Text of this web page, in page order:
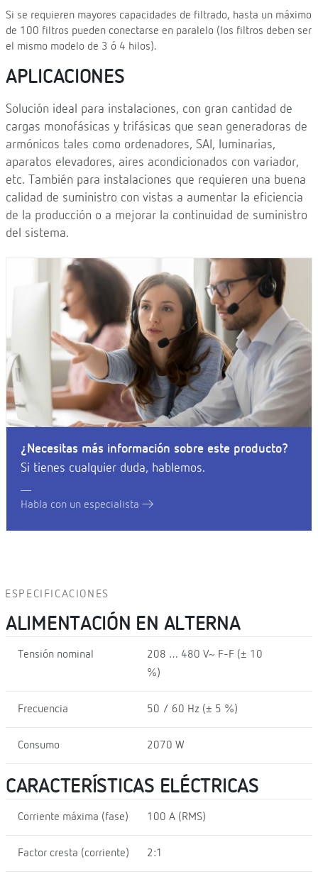
Si se requieren mayores capacidades de filtrado, hasta un máximo
de 100 filtros pueden conectarse en paralelo (los filtros deben ser
el mismo modelo de 3 ó 4 hilos).
APLICACIONES
Solución ideal para instalaciones, con gran cantidad de
cargas monofásicas y trifásicas que sean generadoras de
armónicos tales como ordenadores, SAI, luminarias,
aparatos elevadores, aires acondicionados con variador,
etc. También para instalaciones que requieren una buena
calidad de suministro con vistas a aumentar la eficiencia
de la producción o a mejorar la continuidad de suministro
del sistema.
¿Necesitas más información sobre este producto?
Si tienes cualquier duda, hablemos.
Habla con un especialista
ESPECIFICACIONES
ALIMENTACIÓN EN ALTERNA
Tensión nominal
208 … 480 V~ F-F (± 10
%)
Frecuencia 50 / 60 Hz (± 5 %)
Consumo 2070 W
CARACTERÍSTICAS ELÉCTRICAS
Corriente máxima (fase) 100 A (RMS)
Factor cresta (corriente) 2:1